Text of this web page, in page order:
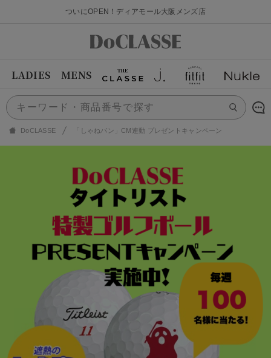
ついにOPEN！ディアモール大阪メンズ店
LADIES MENS
DoCLASSE 「しゃねパン」CM連動 プレゼントキャンペーン